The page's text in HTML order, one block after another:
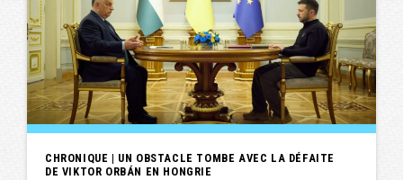
CHRONIQUE | UN OBSTACLE TOMBE AVEC LA DÉFAITE
DE VIKTOR ORBÁN EN HONGRIE